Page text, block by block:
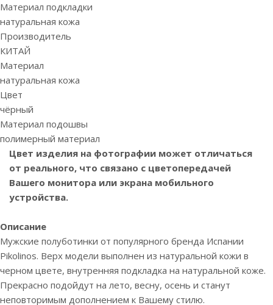
Материал подкладки
натуральная кожа
Производитель
КИТАЙ
Материал
натуральная кожа
Цвет
чёрный
Материал подошвы
полимерный материал
Цвет изделия на фотографии может отличаться
от реального, что связано с цветопередачей
Вашего монитора или экрана мобильного
устройства.
Описание
Мужские полуботинки от популярного бренда Испании
Pikolinos. Верх модели выполнен из натуральной кожи в
черном цвете, внутренняя подкладка на натуральной коже.
Прекрасно подойдут на лето, весну, осень и станут
неповторимым дополнением к Вашему стилю.